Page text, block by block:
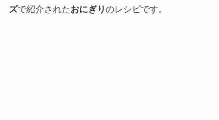
ズで紹介されたおにぎりのレシピです。